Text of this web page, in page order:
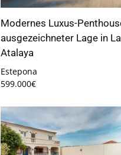
Modernes Luxus-
ausgezeichneter Lage in
Atalaya
Estepona
599.000€